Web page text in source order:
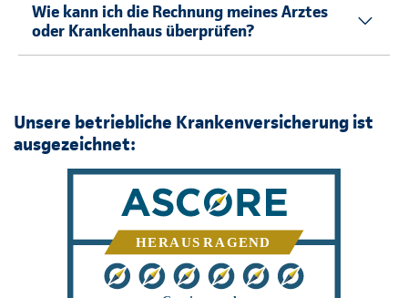
Wie kann ich die Rechnung meines Arztes
oder Krankenhaus überprüfen?
Unsere betriebliche Krankenversicherung ist
ausgezeichnet: